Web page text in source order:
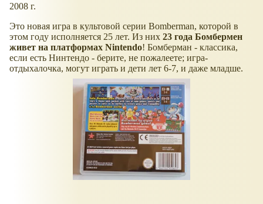
2008 г.
Это новая игра в культовой серии Bomberman, которой в
этом году исполняется 25 лет. Из них 23 года Бомбермен
живет на платформах Nintendo! Бомберман - классика,
если есть Нинтендо - берите, не пожалеете; игра-
отдыхалочка, могут играть и дети лет 6-7, и даже младше.